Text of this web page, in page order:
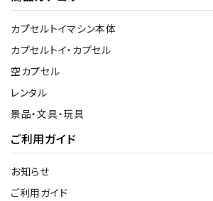
カプセルトイマシン本体
カプセルトイ・カプセル
空カプセル
レンタル
景品・文具・玩具
ご利用ガイド
お知らせ
ご利用ガイド